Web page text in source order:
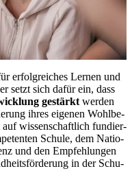
er­folg­rei­ches Ler­nen und
setzt sich da­für ein, dass
ge­stärkt wer­den
ih­res ei­ge­nen Wohl­be­
auf wis­sen­schaft­lich fun­dier­
Schu­le, dem Na­tio­
und den Emp­feh­lun­gen
in der Schu­